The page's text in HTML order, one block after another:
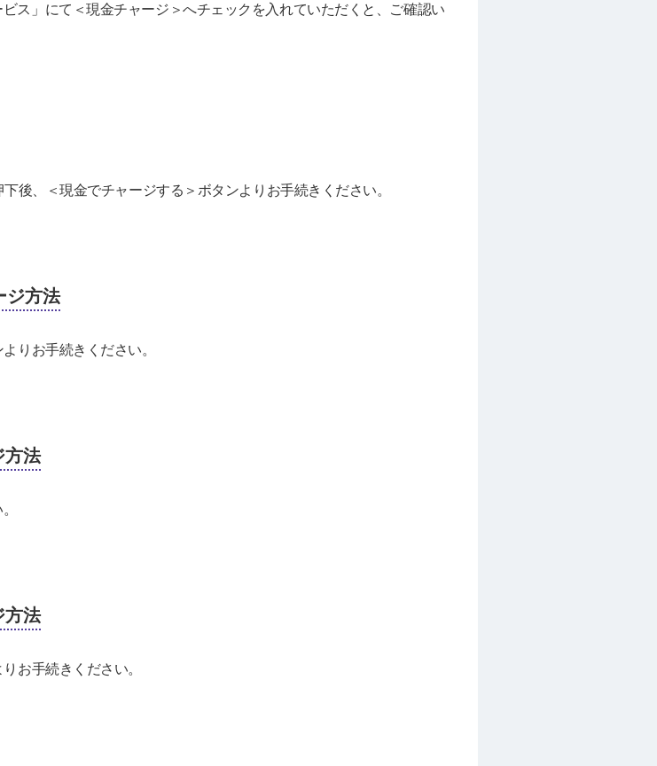
ス」にて＜現金チャージ＞へチェックを入れていただくと、ご確認い
後、＜現金でチャージする＞ボタンよりお手続きください。
ジ方法
りお手続きください。
方法
方法
お手続きください。